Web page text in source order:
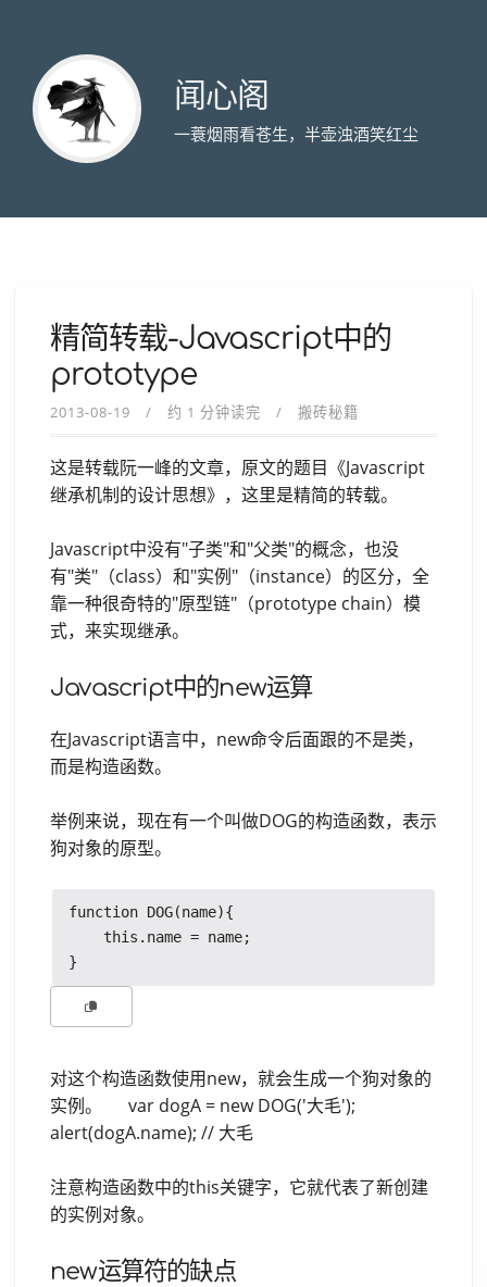
闻心阁
一蓑烟雨看苍生，半壶浊酒笑红尘
精简转载-Javascript中的
prototype
2013-08-19 约 1 分钟读完 搬砖秘籍
这是转载阮一峰的文章，原文的题目《Javascript
继承机制的设计思想》，这里是精简的转载。
Javascript中没有"子类"和"父类"的概念，也没
有"类"（class）和"实例"（instance）的区分，全
靠一种很奇特的"原型链"（prototype chain）模
式，来实现继承。
Javascript中的new运算
在Javascript语言中，new命令后面跟的不是类，
而是构造函数。
举例来说，现在有一个叫做DOG的构造函数，表示
狗对象的原型。
function DOG(name){
    this.name = name;
对这个构造函数使用new，就会生成一个狗对象的
实例。 var dogA = new DOG('大毛');
alert(dogA.name); // 大毛
注意构造函数中的this关键字，它就代表了新创建
的实例对象。
new运算符的缺点